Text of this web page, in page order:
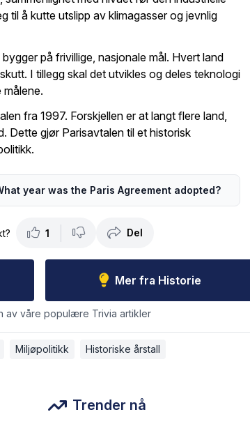
til å kutte utslipp av klimagasser og jevnlig
på frivillige, nasjonale mål. Hvert land
I tillegg skal det utvikles og deles teknologi
målene.
fra 1997. Forskjellen er at langt flere land,
Dette gjør Parisavtalen til et historisk
year was the Paris Agreement adopted?
1 Del
Mer fra Historie
av våre populære Trivia artikler
Miljøpolitikk Historiske årstall
Trender nå